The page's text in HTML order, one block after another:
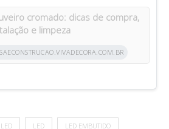
cromado: dicas de compra,
e limpeza
LED LED EMBUTIDO